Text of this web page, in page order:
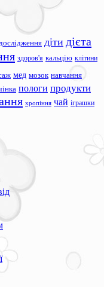
дослідження діти дієта
здоров'я кальцію клітини
мед мозок навчання
пологи продукти
хропіння чай іграшки